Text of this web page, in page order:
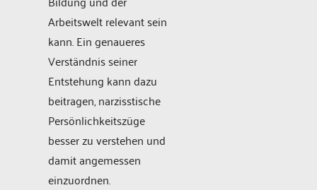
Arbeitswelt relevant sein
kann. Ein genaueres
Verständnis seiner
Entstehung kann dazu
beitragen, narzisstische
Persönlichkeitszüge
besser zu verstehen und
damit angemessen
einzuordnen.